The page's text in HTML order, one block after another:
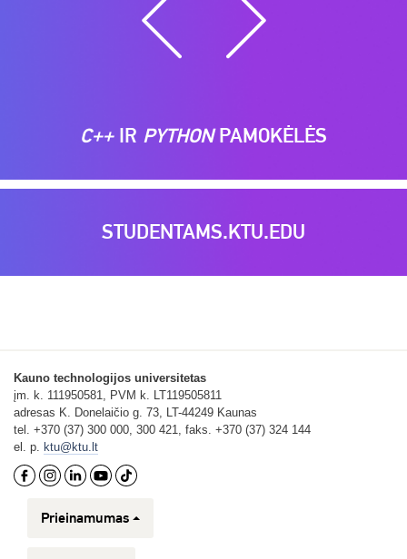
C++IR PYTHONPAMOKĖLĖS
STUDENTAMS.KTU.EDU
Kauno technologijos universitetas
įm. k. 111950581, PVM k. LT119505811
adresas K. Donelaičio g. 73, LT-44249 Kaunas
tel. +370 (37) 300 000, 300 421, faks. +370 (37) 324 144
el. p. ktu@ktu.lt
Prieinamumas